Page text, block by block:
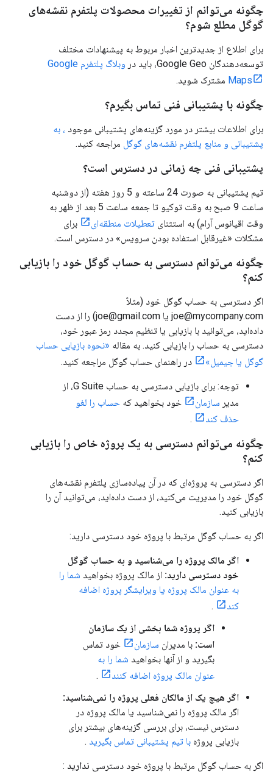
چگونه می‌توانم از تغییرات محصولات پلتفرم نقشه‌های
گوگل مطلع شوم؟
برای اطلاع از جدیدترین اخبار مربوط به پیشنهادات مختلف
توسعه‌دهندگان Google Geo، باید در
وبلاگ پلتفرم Google
Maps مشترک شوید.
چگونه با پشتیبانی فنی تماس بگیرم؟
برای اطلاعات بیشتر در مورد گزینه‌های پشتیبانی موجود ، به
پشتیبانی و منابع پلتفرم نقشه‌های گوگل مراجعه کنید.
پشتیبانی فنی چه زمانی در دسترس است؟
تیم پشتیبانی به صورت 24 ساعته و 5 روز هفته (از دوشنبه
ساعت 9 صبح به وقت توکیو تا جمعه ساعت 5 بعد از ظهر به
وقت اقیانوس آرام) به استثنای تعطیلات منطقه‌ای
برای
مشکلات «غیرقابل استفاده بودن سرویس» در دسترس است.
چگونه می‌توانم دسترسی به حساب گوگل خود را بازیابی
کنم؟
اگر دسترسی به حساب گوگل خود (مثلاً
joe@mycompany.com یا joe@gmail.com) را از دست
داده‌اید، می‌توانید با بازیابی یا تنظیم مجدد رمز عبور خود،
دسترسی به حساب را بازیابی کنید. به مقاله «نحوه بازیابی حساب
گوگل یا جیمیل»
در راهنمای حساب گوگل مراجعه کنید.
توجه: برای بازیابی دسترسی به حساب G Suite، از
مدیر سازمان خود بخواهید که حساب را لغو
حذف کند
.
چگونه می‌توانم دسترسی به یک پروژه خاص را بازیابی
کنم؟
اگر دسترسی به پروژه‌ای که در آن پیاده‌سازی پلتفرم نقشه‌های
گوگل خود را مدیریت می‌کنید، از دست داده‌اید، می‌توانید آن را
بازیابی کنید.
اگر به حساب گوگل مرتبط با پروژه خود دسترسی دارید:
اگر مالک پروژه را می‌شناسید و به حساب گوگل
خود دسترسی دارید: از مالک پروژه بخواهید شما را
به عنوان مالک پروژه یا ویرایشگر پروژه اضافه
کند
.
اگر پروژه شما بخشی از یک سازمان
است: با مدیران سازمان
خود تماس
بگیرید و از آنها بخواهید شما را به
عنوان مالک پروژه اضافه کنند
.
اگر هیچ یک از مالکان فعلی پروژه را نمی‌شناسید:
اگر مالک پروژه را نمی‌شناسید یا مالک پروژه در
دسترس نیست، برای بررسی گزینه‌های بیشتر برای
بازیابی پروژه با تیم پشتیبانی تماس بگیرید .
اگر به حساب گوگل مرتبط با پروژه خود دسترسی ندارید :